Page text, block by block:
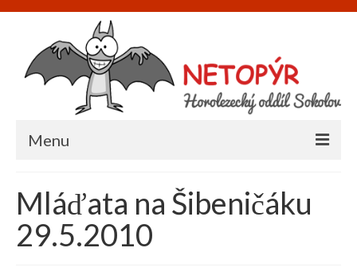
Menu
O nás
Informace
Mláďata na Šibeničáku
29.5.2010